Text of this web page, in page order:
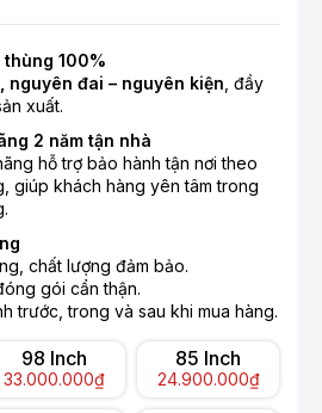
thùng 100%
nguyên đai – nguyên kiện, đầy
xuất.
2 năm tận nhà
hỗ trợ bảo hành tận nơi theo
giúp khách hàng yên tâm trong
chất lượng đảm bảo.
gói cẩn thận.
trước, trong và sau khi mua hàng.
98 Inch
33.000.000₫
85 Inch
24.900.000₫